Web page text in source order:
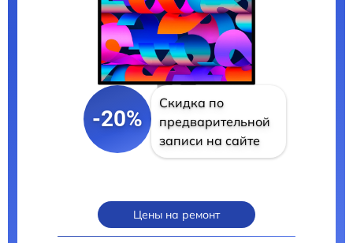
-20%
Скидка по
предварительной
записи на сайте
Цены на ремонт